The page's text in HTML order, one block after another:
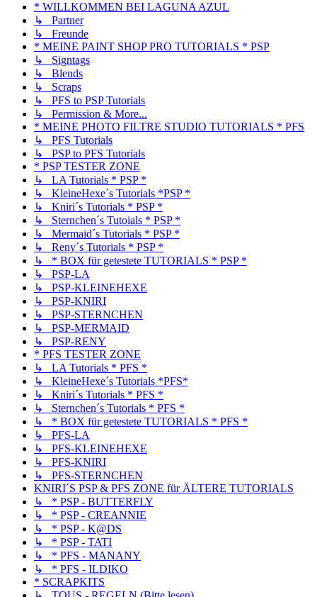
* WILLKOMMEN BEI LAGUNA AZUL
↳ Partner
↳ Freunde
* MEINE PAINT SHOP PRO TUTORIALS * PSP
↳ Signtags
↳ Blends
↳ Scraps
↳ PFS to PSP Tutorials
↳ Permission & More...
* MEINE PHOTO FILTRE STUDIO TUTORIALS * PFS
↳ PFS Tutorials
↳ PSP to PFS Tutorials
* PSP TESTER ZONE
↳ LA Tutorials * PSP *
↳ KleineHexe´s Tutorials *PSP *
↳ Kniri´s Tutorials * PSP *
↳ Sternchen´s Tutoials * PSP *
↳ Mermaid´s Tutorials * PSP *
↳ Reny´s Tutorials * PSP *
↳ * BOX für getestete TUTORIALS * PSP *
↳ PSP-LA
↳ PSP-KLEINEHEXE
↳ PSP-KNIRI
↳ PSP-STERNCHEN
↳ PSP-MERMAID
↳ PSP-RENY
* PFS TESTER ZONE
↳ LA Tutorials * PFS *
↳ KleineHexe´s Tutorials *PFS*
↳ Kniri´s Tutorials * PFS *
↳ Sternchen´s Tutorials * PFS *
↳ * BOX für getestete TUTORIALS * PFS *
↳ PFS-LA
↳ PFS-KLEINEHEXE
↳ PFS-KNIRI
↳ PFS-STERNCHEN
KNIRI´S PSP & PFS ZONE für ÄLTERE TUTORIALS
↳ * PSP - BUTTERFLY
↳ * PSP - CREANNIE
↳ * PSP - K@DS
↳ * PSP - TATI
↳ * PFS - MANANY
↳ * PFS - ILDIKO
* SCRAPKITS